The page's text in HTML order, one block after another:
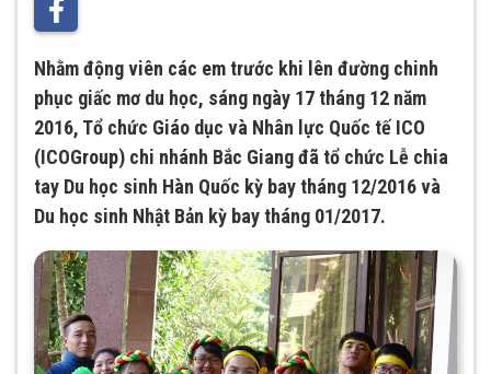
Nhằm động viên các em trước khi lên đường chinh
phục giấc mơ du học, sáng ngày 17 tháng 12 năm
2016, Tổ chức Giáo dục và Nhân lực Quốc tế ICO
(ICOGroup) chi nhánh Bắc Giang đã tổ chức Lễ chia
tay Du học sinh Hàn Quốc kỳ bay tháng 12/2016 và
Du học sinh Nhật Bản kỳ bay tháng 01/2017.